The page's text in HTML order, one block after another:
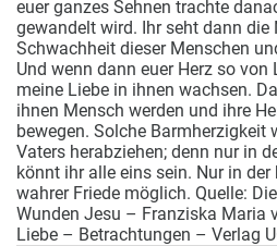
euer ganzes Sehnen trachte
gewandelt wird. Ihr seht dann die
Schwachheit dieser Menschen
Und wenn dann euer Herz so
meine Liebe in ihnen wachsen.
ihnen Mensch werden und ihre
bewegen. Solche Barmherzigkeit
Vaters herabziehen; denn nur in
könnt ihr alle eins sein. Nur in
wahrer Friede möglich. Quelle:
Wunden Jesu – Franziska Maria
Liebe – Betrachtungen – Verlag